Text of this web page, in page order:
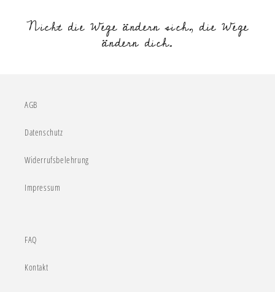
Nicht die Wege ändern sich, die Wege
ändern dich.
AGB
Datenschutz
Widerrufsbelehrung
Impressum
FAQ
Kontakt